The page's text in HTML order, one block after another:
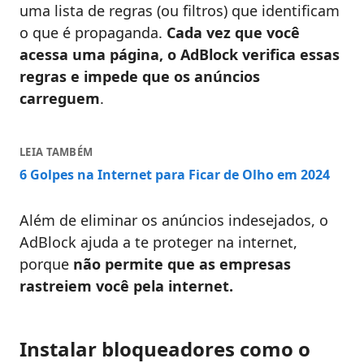
uma lista de regras (ou filtros) que identificam
o que é propaganda. Cada vez que você
acessa uma página, o AdBlock verifica essas
regras e impede que os anúncios
carreguem.
LEIA TAMBÉM
6 Golpes na Internet para Ficar de Olho em 2024
Além de eliminar os anúncios indesejados, o
AdBlock ajuda a te proteger na internet,
porque não permite que as empresas
rastreiem você pela internet.
Instalar bloqueadores como o